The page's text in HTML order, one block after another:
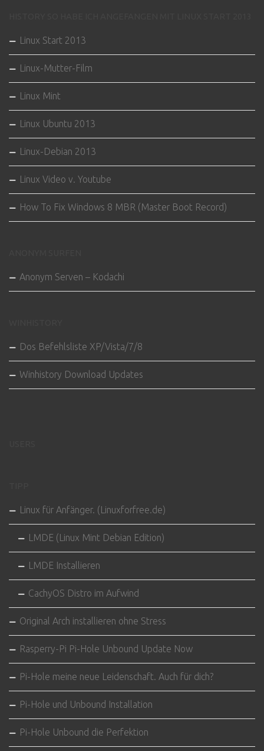
Linux Start 2013
Linux-Mutter-Film
Linux Mint
Linux Ubuntu 2013
Linux-Debian 2013
Linux Video v. Youtube
How To Fix Windows 8 MBR (Master Boot Record)
Anonym Serven – Kodachi
Dos Befehlsliste XP/Vista/7/8
Winhistory Download Updates
Linux für Anfänger. (Linuxforfree.de)
LMDE (Linux Mint Debian Edition)
LMDE Installieren
CachyOS Distro im Aufwind
Original Arch installieren ohne Stress
Rasperry-Pi Pi-Hole Unbound Update Now
Pi-Hole meine neue Leidenschaft. Auch für dich?
Pi-Hole und Unbound Installation
Pi-Hole Unbound die Perfektion